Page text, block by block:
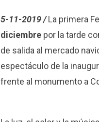
5-11-2019 / La primera
diciembrepor la tarde
de salida al mercado
espectáculo de la
frente al monumento a